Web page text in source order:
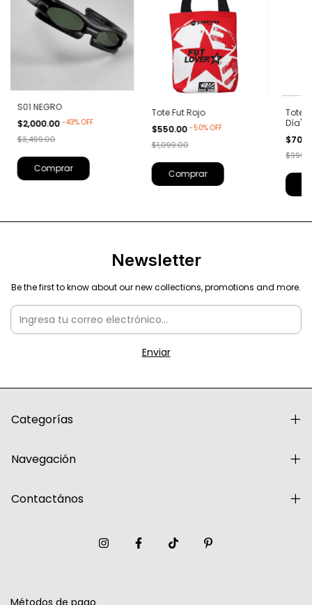
S01 NEGRO
$2,000.00-43%OFF
$3,499.00
Tote Fut Rojo
$550.00-50%OFF
$1,099.00
Tote
Día"
Newsletter
Be the first to know about our new collections, promotions and more.
Categorías
Navegación
Contactános
Métodos de pago